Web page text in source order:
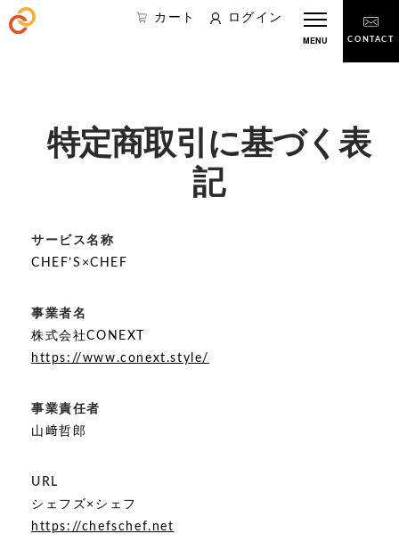
カート ログイン
MENU CONTACT
特定商取引に基づく表
記
サービス名称
CHEF’S×CHEF
事業者名
株式会社CONEXT
https://www.conext.style/
事業責任者
山﨑哲郎
URL
シェフズ×シェフ
https://chefschef.net